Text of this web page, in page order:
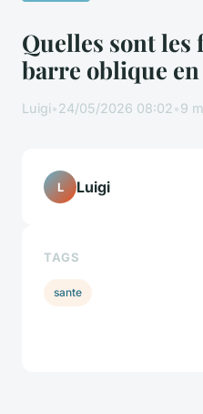
Quelles sont les
barre oblique
Luigi•24/05/2026 08:02•9
L Luigi
TAGS
sante